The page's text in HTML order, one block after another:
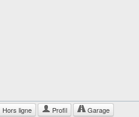
Hors ligne Profil Garage